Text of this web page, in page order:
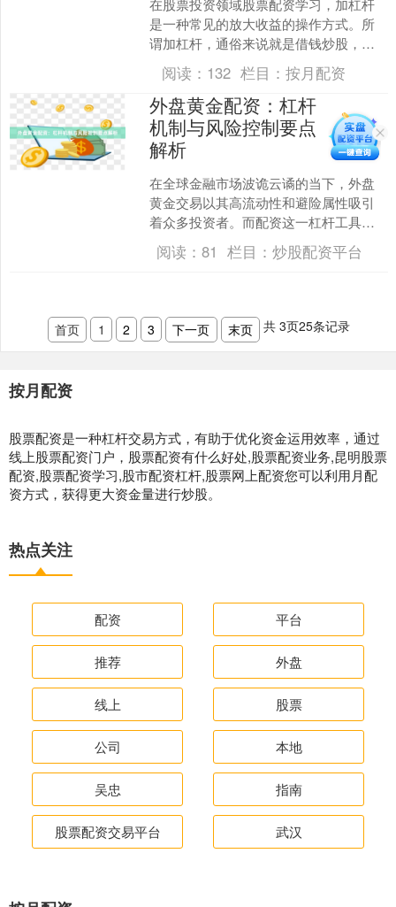
在股票投资领域股票配资学习，加杠杆
是一种常见的放大收益的操作方式。所
谓加杠杆，通俗来说就是借钱炒股，用
较少的本金撬动更大的资金量，从而在
行情上涨时获得更高回报。....
阅读： 132 栏目：按月配资
外盘黄金配资：杠杆
机制与风险控制要点
解析
在全球金融市场波诡云谲的当下，外盘
黄金交易以其高流动性和避险属性吸引
着众多投资者。而配资这一杠杆工具的
介入，更将这场资本博弈的潜在收益与
风险同时放大。理解外盘黄....
阅读：81 栏目：炒股配资平台
首页 1 2 3 下一页 末页 共 3页25条记录
按月配资
股票配资是一种杠杆交易方式，有助于优化资金运用效率，通过
线上股票配资门户，股票配资有什么好处,股票配资业务,昆明股票
配资,股票配资学习,股市配资杠杆,股票网上配资您可以利用月配
资方式，获得更大资金量进行炒股。
热点关注
配资 平台
推荐 外盘
线上 股票
公司 本地
吴忠 指南
股票配资交易平台 武汉